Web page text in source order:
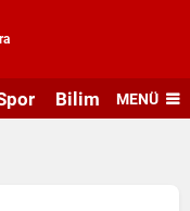
Bilim veMENÜ